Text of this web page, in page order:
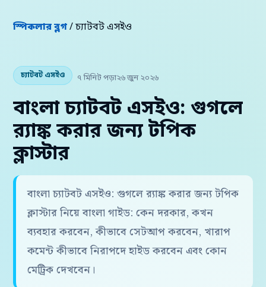
স্পিকলার ব্লগ/ চ্যাটবট এসইও
চ্যাটবট এসইও ৭ মিনিট পড়া২৬ জুন ২০২৬
বাংলা চ্যাটবট এসইও: গুগলে
র‍্যাঙ্ক করার জন্য টপিক
ক্লাস্টার
বাংলা চ্যাটবট এসইও: গুগলে র‍্যাঙ্ক করার জন্য টপিক
ক্লাস্টার নিয়ে বাংলা গাইড: কেন দরকার, কখন
ব্যবহার করবেন, কীভাবে সেটআপ করবেন, খারাপ
কমেন্ট কীভাবে নিরাপদে হাইড করবেন এবং কোন
মেট্রিক দেখবেন।